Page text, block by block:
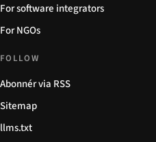
For software integrators
For NGOs
FOLLOW
Abonnér via RSS
Sitemap
llms.txt